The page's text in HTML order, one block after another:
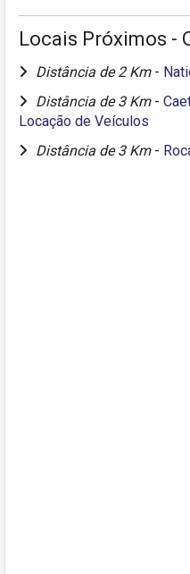
Locais Próximos -
Distância de 2 Km -
Distância de 3 Km -
Locação de Veículos
Distância de 3 Km -